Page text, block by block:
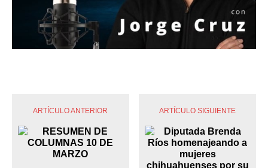
ARTÍCULO ANTERIOR ARTÍCULO SIGUIENTE